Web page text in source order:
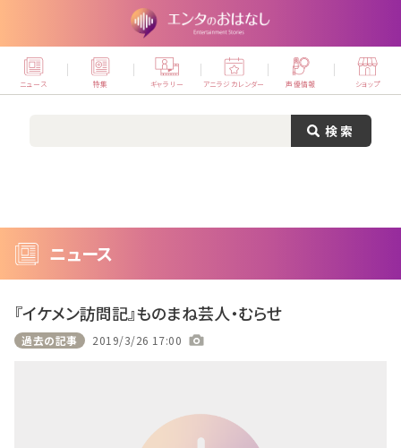
ニュース 特集 ギャラリー アニラジカレンダー 声優情報 ショップ
ニュース
『イケメン訪問記』ものまね芸人・むらせ
過去の記事 2019/3/26 17:00